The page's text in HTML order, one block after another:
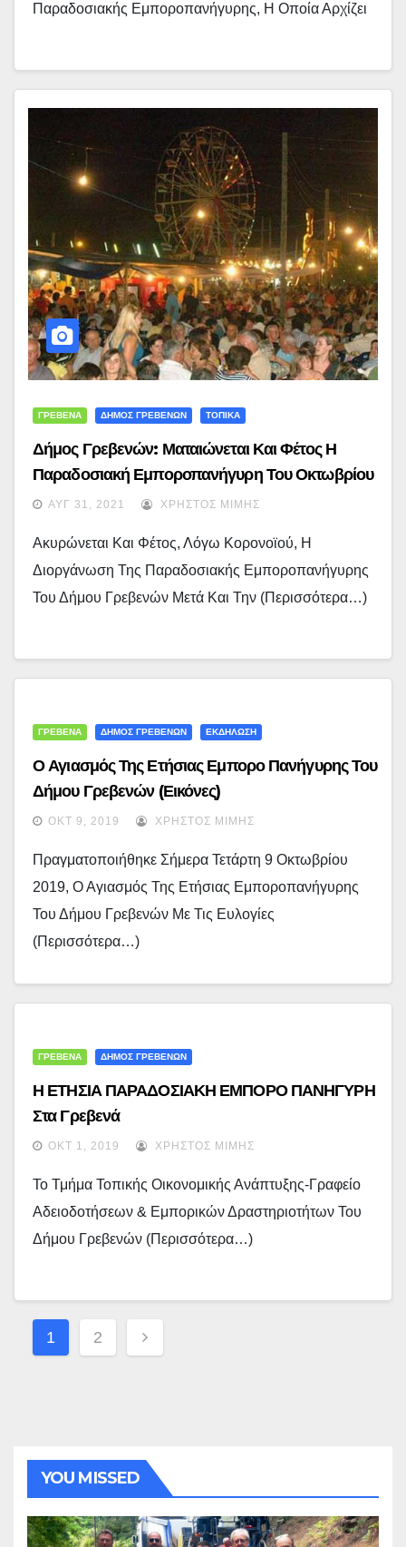
Παραδοσιακής Εμποροπανήγυρης, Η Οποία Αρχίζει
ΓΡΕΒΕΝΑ ΔΗΜΟΣ ΓΡΕΒΕΝΩΝ ΤΟΠΙΚΑ
Δήμος Γρεβενών: Ματαιώνεται Και Φέτος Η
Παραδοσιακή Εμποροπανήγυρη Του Οκτωβρίου
Λόγω Της Νέας Έξαρσης Του Κορονοϊού
ΑΥΓ 31, 2021 ΧΡΉΣΤΟΣ ΜΊΜΗΣ
Ακυρώνεται Και Φέτος, Λόγω Κορονοϊού, Η
Διοργάνωση Της Παραδοσιακής Εμποροπανήγυρης
Του Δήμου Γρεβενών Μετά Και Την (περισσότερα…)
ΓΡΕΒΕΝΑ ΔΗΜΟΣ ΓΡΕΒΕΝΩΝ ΕΚΔΗΛΩΣΗ
Ο Αγιασμός Της Ετήσιας Εμπορο Πανήγυρης Του
Δήμου Γρεβενών (εικόνες)
ΟΚΤ 9, 2019 ΧΡΉΣΤΟΣ ΜΊΜΗΣ
Πραγματοποιήθηκε Σήμερα Τετάρτη 9 Οκτωβρίου
2019, Ο Αγιασμός Της Ετήσιας Εμποροπανήγυρης
Του Δήμου Γρεβενών Με Τις Ευλογίες
(περισσότερα…)
ΓΡΕΒΕΝΑ ΔΗΜΟΣ ΓΡΕΒΕΝΩΝ
Η ΕΤΗΣΙΑ ΠΑΡΑΔΟΣΙΑΚΗ ΕΜΠΟΡΟ ΠΑΝΗΓΥΡΗ
Στα Γρεβενά
ΟΚΤ 1, 2019 ΧΡΉΣΤΟΣ ΜΊΜΗΣ
Το Τμήμα Τοπικής Οικονομικής Ανάπτυξης-Γραφείο
Αδειοδοτήσεων & Εμπορικών Δραστηριοτήτων Του
Δήμου Γρεβενών (περισσότερα…)
Σελιδοποίηση
Άρθρων
1 2
YOU MISSED